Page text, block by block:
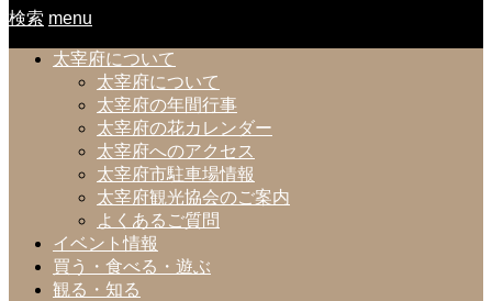
検索 menu
太宰府について
太宰府について
太宰府の年間行事
太宰府の花カレンダー
太宰府へのアクセス
太宰府市駐車場情報
太宰府観光協会のご案内
よくあるご質問
イベント情報
買う・食べる・遊ぶ
観る・知る